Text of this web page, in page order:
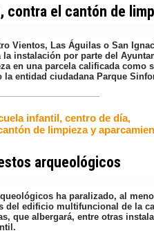
contra el cantón de
Vientos, Las Águilas o San
la instalación por parte del
en una parcela calificada como
entidad ciudadana Parque
infantil, centro de día,
de limpieza y
arqueológicos
ha paralizado, al
del edificio multifuncional de la
que albergará, entre otras